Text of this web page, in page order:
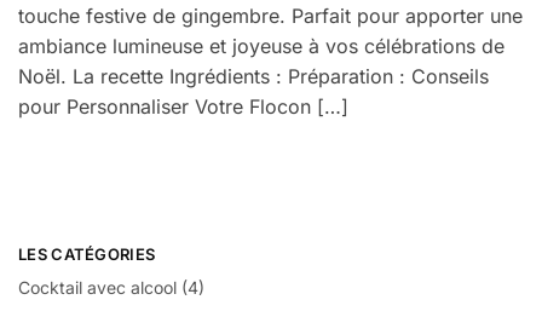
touche festive de gingembre. Parfait pour apporter une
ambiance lumineuse et joyeuse à vos célébrations de
Noël. La recette Ingrédients : Préparation : Conseils
pour Personnaliser Votre Flocon […]
LES CATÉGORIES
Cocktail avec alcool (4)